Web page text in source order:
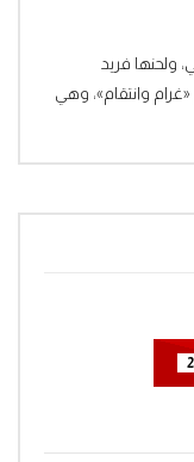
ولحنها فريد
عام 1944 في فيلم «غرام وانتقام»، وهي
2